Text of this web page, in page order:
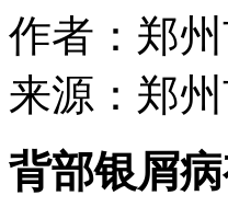
作者：郑
来源：郑
背部银屑